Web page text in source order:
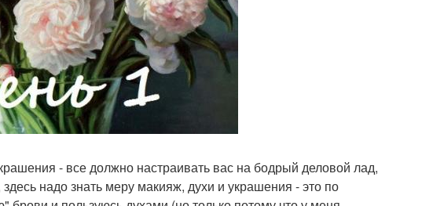
- все должно настраивать вас на бодрый деловой лад,
надо знать меру макияж, духи и украшения - это по